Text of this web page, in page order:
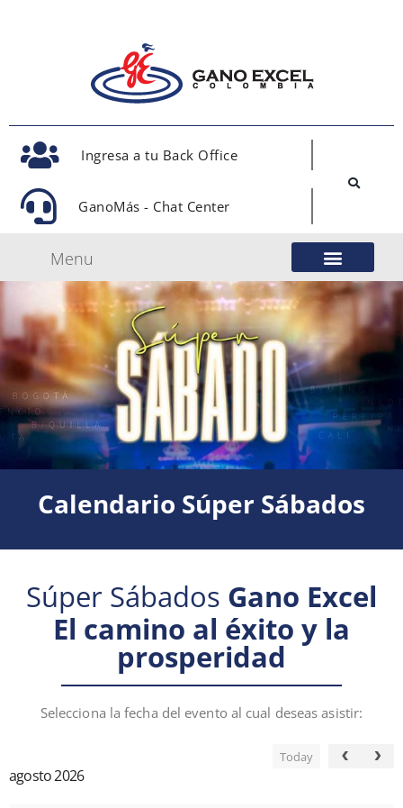
Ingresa a tu Back Office
GanoMás - Chat Center
Menu
Calendario Súper Sábados
Súper Sábados Gano Excel
El camino al éxito y la
prosperidad
Selecciona la fecha del evento al cual deseas asistir:
agosto 2026
Today